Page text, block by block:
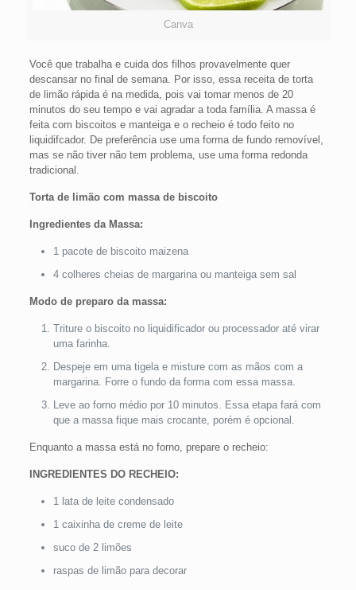
Canva
Você que trabalha e cuida dos filhos provavelmente quer
descansar no final de semana. Por isso, essa receita de torta
de limão rápida é na medida, pois vai tomar menos de 20
minutos do seu tempo e vai agradar a toda família. A massa é
feita com biscoitos e manteiga e o recheio é todo feito no
liquidifcador. De preferência use uma forma de fundo removível,
mas se não tiver não tem problema, use uma forma redonda
tradicional.
Torta de limão com massa de biscoito
Ingredientes da Massa:
1 pacote de biscoito maizena
4 colheres cheias de margarina ou manteiga sem sal
Modo de preparo da massa:
Triture o biscoito no liquidificador ou processador até virar
uma farinha.
Despeje em uma tigela e misture com as mãos com a
margarina. Forre o fundo da forma com essa massa.
Leve ao forno médio por 10 minutos. Essa etapa fará com
que a massa fique mais crocante, porém é opcional.
Enquanto a massa está no forno, prepare o recheio:
INGREDIENTES DO RECHEIO:
1 lata de leite condensado
1 caixinha de creme de leite
suco de 2 limões
raspas de limão para decorar